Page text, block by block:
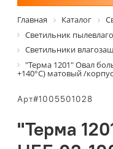
Главная Каталог
Светильник
Светильники
"Терма 1201" Овал
+140°С) матовый /
Арт#1005501028
"Терма